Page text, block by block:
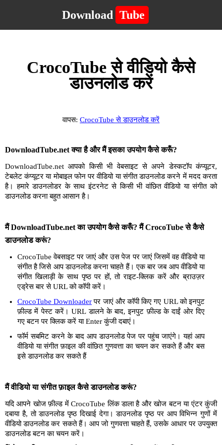
Download Tube
CrocoTube से वीडियो कैसे
डाउनलोड करें
वापस: CrocoTube से डाउनलोड करें
DownloadTube.net क्या है और मैं इसका उपयोग कैसे करूँ?
DownloadTube.net आपको किसी भी वेबसाइट से अपने डेस्कटॉप कंप्यूटर,
टेबलेट कंप्यूटर या मोबाइल फोन पर वीडियो या संगीत डाउनलोड करने में मदद करता
है। हमारे डाउनलोडर के साथ इंटरनेट से किसी भी वांछित वीडियो या संगीत को
डाउनलोड करना बहुत आसान है।
मैं DownloadTube.net का उपयोग कैसे करूँ? मैं CrocoTube से कैसे
डाउनलोड करूं?
CrocoTube वेबसाइट पर जाएं और उस पेज पर जाएं जिसमें वह वीडियो या
संगीत है जिसे आप डाउनलोड करना चाहते हैं। एक बार जब आप वीडियो या
संगीत खिलाड़ी के साथ पृष्ठ पर हों, तो राइट-क्लिक करें और ब्राउज़र
एड्रेस बार से URL को कॉपी करें।
CrocoTube Downloaderपर जाएं और कॉपी किए गए URL को इनपुट
फ़ील्ड में पेस्ट करें। URL डालने के बाद, इनपुट फ़ील्ड के दाईं ओर दिए
गए बटन पर क्लिक करें या Enter कुंजी दबाएं।
फॉर्म सबमिट करने के बाद आप डाउनलोड पेज पर पहुंच जाएंगे। यहां आप
वीडियो या संगीत फ़ाइल की वांछित गुणवत्ता का चयन कर सकते हैं और बस
इसे डाउनलोड कर सकते हैं
मैं वीडियो या संगीत फ़ाइल कैसे डाउनलोड करूं?
यदि आपने खोज फ़ील्ड में CrocoTube लिंक डाला है और खोज बटन या एंटर कुंजी
दबाया है, तो डाउनलोड पृष्ठ दिखाई देगा। डाउनलोड पृष्ठ पर आप विभिन्न गुणों में
वीडियो डाउनलोड कर सकते हैं। आप जो गुणवत्ता चाहते हैं, उसके आधार पर उपयुक्त
डाउनलोड बटन का चयन करें।